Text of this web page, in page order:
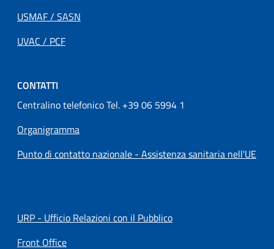
USMAF / SASN
UVAC / PCF
CONTATTI
Centralino telefonico Tel. +39 06 5994 1
Organigramma
Punto di contatto nazionale - Assistenza sanitaria nell'UE
URP - Ufficio Relazioni con il Pubblico
Front Office